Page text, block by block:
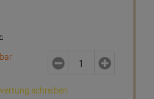
schreiben